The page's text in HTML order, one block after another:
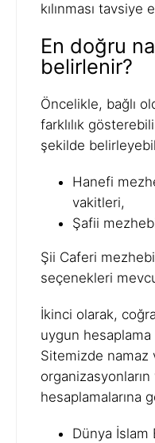
kılınması tavsiye
En doğru
belirlenir?
Öncelikle, bağlı
farklılık
şekilde
Hanefi
vakitleri,
Şafii
Şii Caferi
seçenekleri
İkinci olarak,
uygun
Sitemizde namaz
hesaplamalarına
Dünya İslam